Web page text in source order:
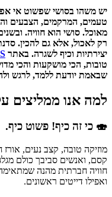
יש משהו בסושי שפשוט אי
טעמים, המרקמים, הצבעים
מאוכל. סושי הוא חוויה.
רק לאכול, אלא גם להכין.
יצירתיות וכיף לשגרה. באתר
טובות, הכי מושקעות והכי
שבאמת יודעת ללמד, לרגש
למה אנו ממליצים
🍣 כי זה כיף! פשוט כיף.
מוזיקה טובה, קצב נעים, אורז
קסם, ואנשים סביבך כולם
חוויה חברתית מהנה שמתאימה
ואפילו דייטים ראשונים.